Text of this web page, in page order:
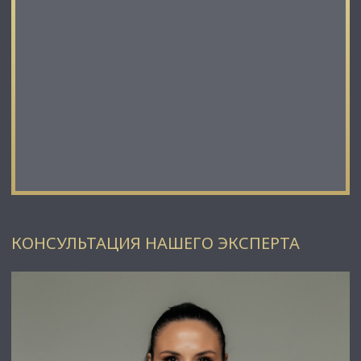
КОНСУЛЬТАЦИЯ НАШЕГО ЭКСПЕРТА